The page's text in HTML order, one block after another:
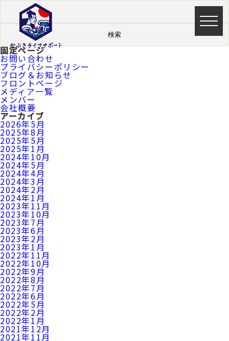
固定ページ
お問い合わせ
プライバシーポリシー
ブログ＆お知らせ
フロントページ
メディア一覧
メンバー
会社概要
アーカイブ
2026年5月
2025年8月
2025年5月
2025年1月
2024年10月
2024年5月
2024年4月
2024年3月
2024年2月
2024年1月
2023年11月
2023年10月
2023年7月
2023年6月
2023年2月
2023年1月
2022年11月
2022年10月
2022年9月
2022年8月
2022年7月
2022年6月
2022年5月
2022年2月
2022年1月
2021年12月
2021年11月